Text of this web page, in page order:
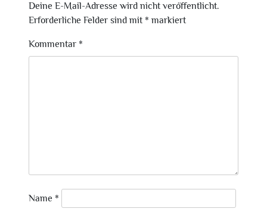
Deine E-Mail-Adresse wird nicht veröffentlicht.
Erforderliche Felder sind mit * markiert
Kommentar *
Name *